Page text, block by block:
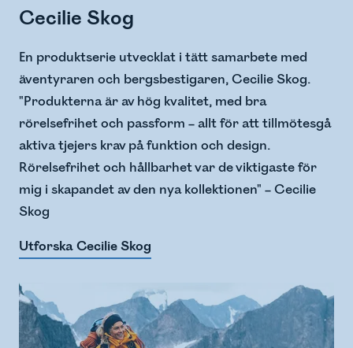
Cecilie Skog
En produktserie utvecklat i tätt samarbete med
äventyraren och bergsbestigaren, Cecilie Skog.
"Produkterna är av hög kvalitet, med bra
rörelsefrihet och passform – allt för att tillmötesgå
aktiva tjejers krav på funktion och design.
Rörelsefrihet och hållbarhet var de viktigaste för
mig i skapandet av den nya kollektionen" – Cecilie
Skog
Utforska Cecilie Skog